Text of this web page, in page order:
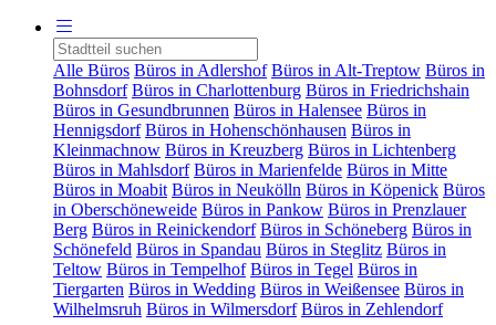
Alle Büros Büros in Adlershof Büros in Alt-Treptow Büros in
Bohnsdorf Büros in Charlottenburg Büros in Friedrichshain
Büros in Gesundbrunnen Büros in Halensee Büros in
Hennigsdorf Büros in Hohenschönhausen Büros in
Kleinmachnow Büros in Kreuzberg Büros in Lichtenberg
Büros in Mahlsdorf Büros in Marienfelde Büros in Mitte
Büros in Moabit Büros in Neukölln Büros in Köpenick Büros
in Oberschöneweide Büros in Pankow Büros in Prenzlauer
Berg Büros in Reinickendorf Büros in Schöneberg Büros in
Schönefeld Büros in Spandau Büros in Steglitz Büros in
Teltow Büros in Tempelhof Büros in Tegel Büros in
Tiergarten Büros in Wedding Büros in Weißensee Büros in
Wilhelmsruh Büros in Wilmersdorf Büros in Zehlendorf